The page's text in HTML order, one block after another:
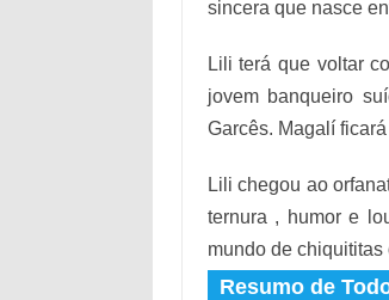
sincera que nasce
Lili terá que voltar
jovem banqueiro
Garcês. Magalí
Lili chegou ao
ternura , humor e
mundo de
Resumo de